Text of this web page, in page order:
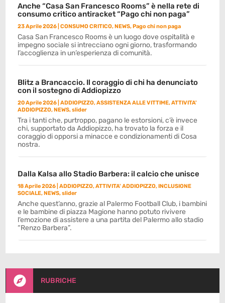
Anche “Casa San Francesco Rooms” è nella rete di
consumo critico antiracket “Pago chi non paga”
23 Aprile 2026 |CONSUMO CRITICO,NEWS,Pago chi non paga
Casa San Francesco Rooms è un luogo dove ospitalità e
impegno sociale si intrecciano ogni giorno, trasformando
l’accoglienza in un’esperienza di comunità.
Blitz a Brancaccio. Il coraggio di chi ha denunciato
con il sostegno di Addiopizzo
20 Aprile 2026 |ADDIOPIZZO,ASSISTENZA ALLE VITTIME,ATTIVITA'
ADDIOPIZZO,NEWS,slider
Tra i tanti che, purtroppo, pagano le estorsioni, c’è invece
chi, supportato da Addiopizzo, ha trovato la forza e il
coraggio di opporsi a minacce e condizionamenti di Cosa
nostra.
Dalla Kalsa allo Stadio Barbera: il calcio che unisce
18 Aprile 2026 |ADDIOPIZZO,ATTIVITA' ADDIOPIZZO,INCLUSIONE
SOCIALE,NEWS,slider
Anche quest’anno, grazie al Palermo Football Club, i bambini
e le bambine di piazza Magione hanno potuto rivivere
l’emozione di assistere a una partita del Palermo allo stadio
“Renzo Barbera”.
 RUBRICHE